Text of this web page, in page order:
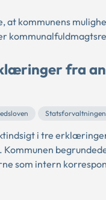
kommunens
fra
i tre
Kommunen
som intern